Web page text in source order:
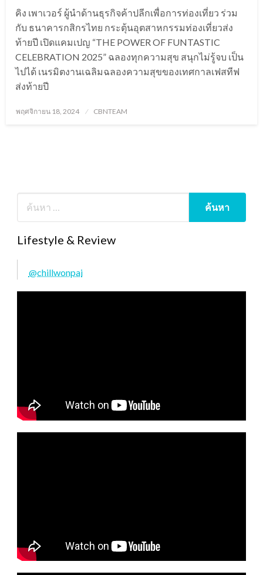
คิง เพาเวอร์ ผู้นำด้านธุรกิจค้าปลีกเพื่อการท่องเที่ยว ร่วม
กับ ธนาคารกสิกรไทย กระตุ้นอุตสาหกรรมท่องเที่ยวส่ง
ท้ายปี เปิดแคมเปญ “THE POWER OF FUNTASTIC
CELEBRATION 2025” ฉลองทุกความสุข สนุกไม่รู้จบ เป็น
ไปได้ เนรมิตงานเฉลิมฉลองความสุขของเทศกาลเฟสทีฟ
ส่งท้ายปี
Posted
พฤศจิกายน 18, 2024 CBNTEAM
Lifestyle & Review
@chillwonpai